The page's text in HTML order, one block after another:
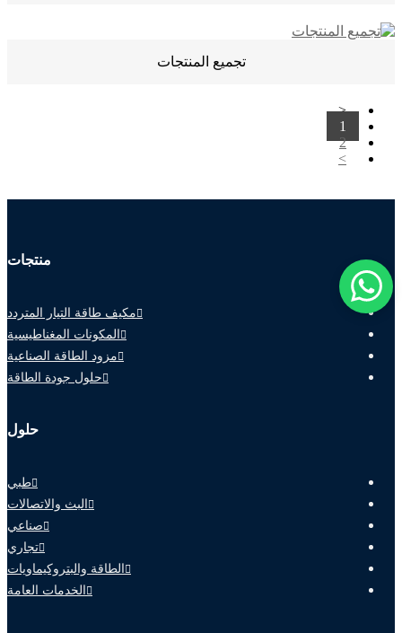
تجميع المنتجات
<
1
2
>
منتجات
مكيف طاقة التيار المتردد
المكونات المغناطيسية
مزود الطاقة الصناعية
حلول جودة الطاقة
حلول
طبي
البث والاتصالات
صناعي
تجاري
الطاقة والبتروكيماويات
الخدمات العامة